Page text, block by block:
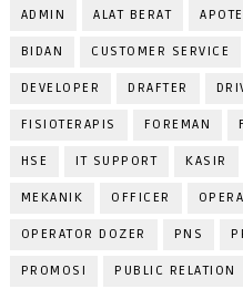
ADMIN ALAT BERAT
BIDAN CUSTOMER SERVICE
DEVELOPER DRAFTER
FISIOTERAPIS FOREMAN
HSE IT SUPPORT KASIR
MEKANIK OFFICER
OPERATOR DOZER PNS
PROMOSI PUBLIC RELATION